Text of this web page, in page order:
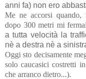
anni fa) non ero
Me ne accorsi quando,
dopo 300 metri mi
a tutta velocità la
nè a destra nè a
Oggi sto decisamente
solo caucasici costretti
che arranco dietro...).